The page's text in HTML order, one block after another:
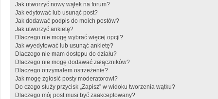
Jak utworzyć nowy wątek na forum?
Jak edytować lub usunąć post?
Jak dodawać podpis do moich postów?
Jak utworzyć ankietę?
Dlaczego nie mogę wybrać więcej opcji?
Jak wyedytować lub usunąć ankietę?
Dlaczego nie mam dostępu do działu?
Dlaczego nie mogę dodawać załączników?
Dlaczego otrzymałem ostrzeżenie?
Jak mogę zgłosić posty moderatorowi?
Do czego służy przycisk „Zapisz” w widoku tworzenia wątku?
Dlaczego mój post musi być zaakceptowany?